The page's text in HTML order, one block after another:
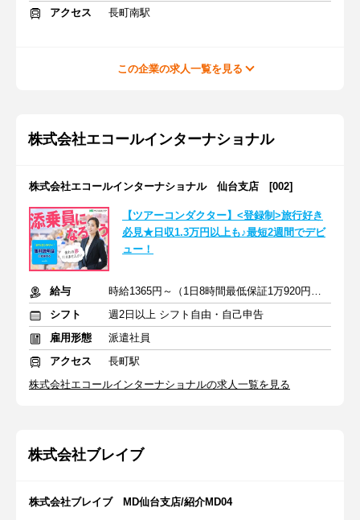
アクセス
長町南駅
この企業の求人一覧を見る
株式会社エコールインターナショナル
株式会社エコールインターナショナル 仙台支店 [002]
【ツアーコンダクター】<登録制>旅行好き
必見★日収1.3万円以上も♪最短2週間でデビ
ュー！
給与
時給1365円～（1日8時間最低保証1万920円）+交通費全額支給
シフト
週2日以上 シフト自由・自己申告
雇用形態
派遣社員
アクセス
長町駅
株式会社エコールインターナショナルの求人一覧を見る
株式会社ブレイブ
株式会社ブレイブ MD仙台支店/紹介MD04